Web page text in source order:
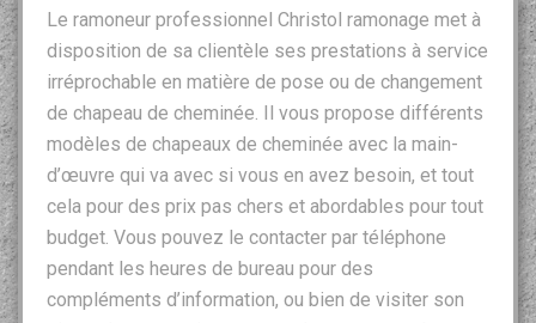
Le ramoneur professionnel Christol ramonage met à
disposition de sa clientèle ses prestations à service
irréprochable en matière de pose ou de changement
de chapeau de cheminée. Il vous propose différents
modèles de chapeaux de cheminée avec la main-
d’œuvre qui va avec si vous en avez besoin, et tout
cela pour des prix pas chers et abordables pour tout
budget. Vous pouvez le contacter par téléphone
pendant les heures de bureau pour des
compléments d’information, ou bien de visiter son